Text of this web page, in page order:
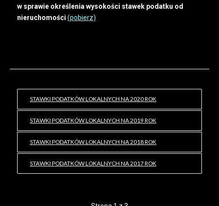
w sprawie określenia wysokości stawek podatku od
nieruchomości (pobierz)
STAWKI PODATKÓW LOKALNYCH NA 2020 ROK
STAWKI PODATKÓW LOKALNYCH NA 2019 ROK
STAWKI PODATKÓW LOKALNYCH NA 2018 ROK
STAWKI PODATKÓW LOKALNYCH NA 2017 ROK